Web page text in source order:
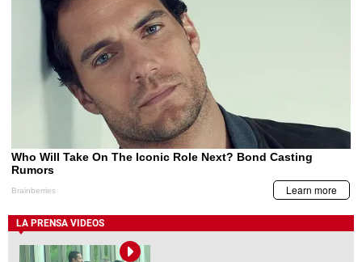
LA PRENSA VIDEOS